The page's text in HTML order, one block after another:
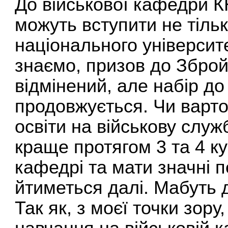
До військової кафедри
можуть вступити не
національного
знаємо, призов до
відмінений, але набір до
продовжується. Чи
освіти на військову
краще протягом 3 та 4
кафедрі та мати значні
йтиметься далі. Мабуть
Так як, з моєї точки